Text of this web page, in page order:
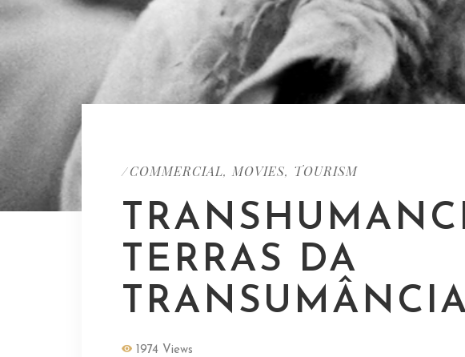
/ COMMERCIAL, MOVIES, TOURISM
TERRAS DA
1974 Views